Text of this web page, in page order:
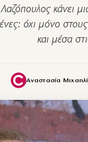
κάνει
όχι μόνο στους
και μέσα
Αναστασία